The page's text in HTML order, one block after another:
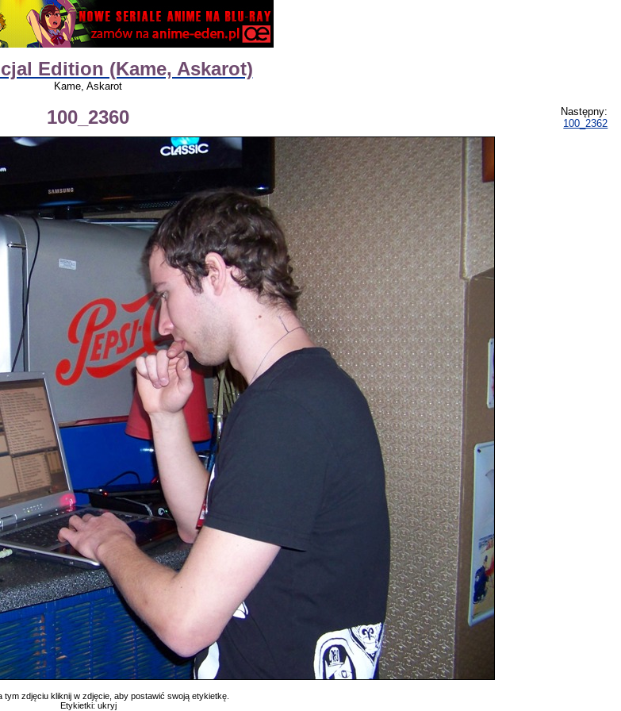
Edition (Kame, Askarot)
Kame, Askarot
100_2360
Następny:
100_2362
tym zdjęciu kliknij w zdjęcie, aby postawić swoją etykietkę.
Etykietki: ukryj